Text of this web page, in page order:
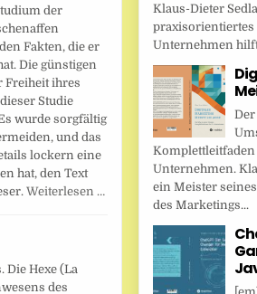
der
Fakten, die er
Die günstigen
Freiheit ihres
Studie
wurde sorgfältig
und das
lockern eine
hat, den Text
Weiterlesen …
Die Hexe (La
des
Klaus-Dieter
praxisorientiertes
Unternehmen
Der
Unternehmen.
ein Meister
des Marketings...